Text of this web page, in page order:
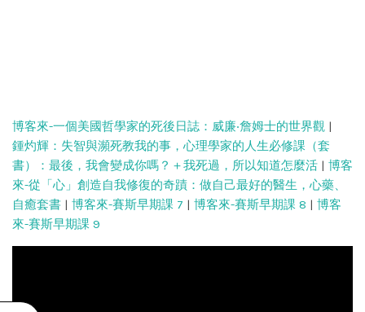
博客來-一個美國哲學家的死後日誌：威廉‧詹姆士的世界觀 |
鍾灼輝：失智與瀕死教我的事，心理學家的人生必修課（套
書）：最後，我會變成你嗎？＋我死過，所以知道怎麼活 | 博客
來-從「心」創造自我修復的奇蹟：做自己最好的醫生，心藥、
自癒套書 | 博客來-賽斯早期課 7 | 博客來-賽斯早期課 8 | 博客
來-賽斯早期課 9